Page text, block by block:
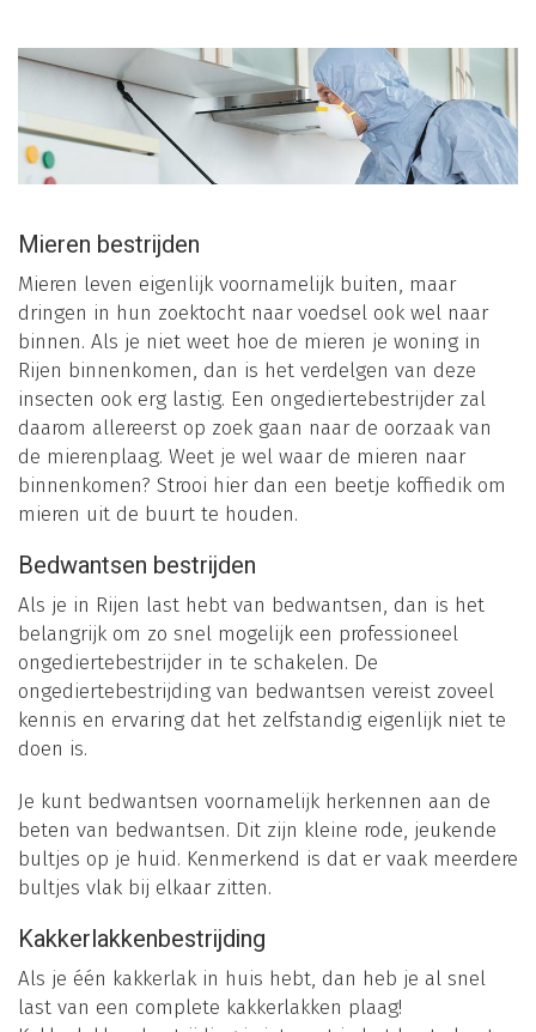
Mieren bestrijden
Mieren leven eigenlijk voornamelijk buiten, maar
dringen in hun zoektocht naar voedsel ook wel naar
binnen. Als je niet weet hoe de mieren je woning in
Rijen binnenkomen, dan is het verdelgen van deze
insecten ook erg lastig. Een ongediertebestrijder zal
daarom allereerst op zoek gaan naar de oorzaak van
de mierenplaag. Weet je wel waar de mieren naar
binnenkomen? Strooi hier dan een beetje koffiedik om
mieren uit de buurt te houden.
Bedwantsen bestrijden
Als je in Rijen last hebt van bedwantsen, dan is het
belangrijk om zo snel mogelijk een professioneel
ongediertebestrijder in te schakelen. De
ongediertebestrijding van bedwantsen vereist zoveel
kennis en ervaring dat het zelfstandig eigenlijk niet te
doen is.
Je kunt bedwantsen voornamelijk herkennen aan de
beten van bedwantsen. Dit zijn kleine rode, jeukende
bultjes op je huid. Kenmerkend is dat er vaak meerdere
bultjes vlak bij elkaar zitten.
Kakkerlakkenbestrijding
Als je één kakkerlak in huis hebt, dan heb je al snel
last van een complete kakkerlakken plaag!